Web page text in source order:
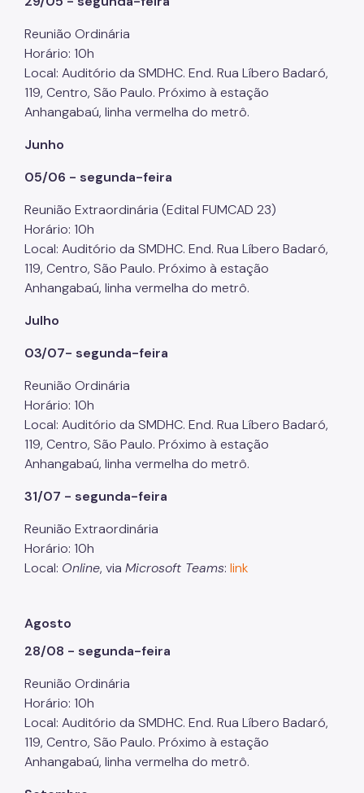
Reunião Ordinária
Horário: 10h
Local: Auditório da SMDHC. End. Rua Líbero Badaró,
119, Centro, São Paulo. Próximo à estação
Anhangabaú, linha vermelha do metrô.
Junho
05/06 - segunda-feira
Reunião Extraordinária (Edital FUMCAD 23)
Horário: 10h
Local: Auditório da SMDHC. End. Rua Líbero Badaró,
119, Centro, São Paulo. Próximo à estação
Anhangabaú, linha vermelha do metrô.
Julho
03/07- segunda-feira
Reunião Ordinária
Horário: 10h
Local: Auditório da SMDHC. End. Rua Líbero Badaró,
119, Centro, São Paulo. Próximo à estação
Anhangabaú, linha vermelha do metrô.
31/07 - segunda-feira
Reunião Extraordinária
Horário: 10h
Local: Online, via Microsoft Teams: link
Agosto
28/08 - segunda-feira
Reunião Ordinária
Horário: 10h
Local: Auditório da SMDHC. End. Rua Líbero Badaró,
119, Centro, São Paulo. Próximo à estação
Anhangabaú, linha vermelha do metrô.